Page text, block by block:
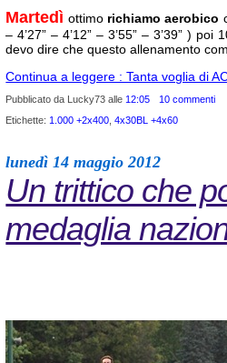
Martedì ottimo richiamo aerobico
– 4’27” – 4’12” – 3’55” – 3’39” )
devo dire che questo allenamento
Continua a leggere : Tanta voglia di
Pubblicato da Lucky73alle 12:05
10 commenti
Etichette: 1.000 +2x400 ,4x30BL +4x60
lunedì 14 maggio 2012
Un trittico che
medaglia